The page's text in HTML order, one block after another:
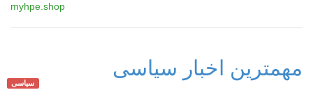
myhpe.shop
مهمترین اخبار سیاسی
سیاسی